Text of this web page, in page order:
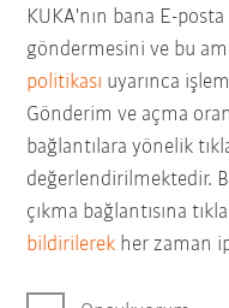
KUKA'nın bana E-
göndermesini ve bu
politikası uyarınca
Gönderim ve açma
bağlantılara yönelik
değerlendirilmektedir.
çıkma bağlantısına
bildirilerek her zaman